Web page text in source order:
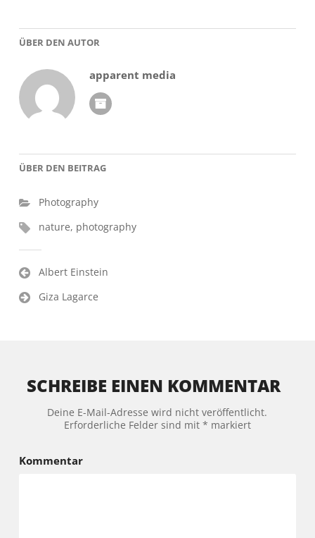
ÜBER DEN AUTOR
apparent media
ÜBER DEN BEITRAG
Photography
nature, photography
Beitragsnavigation
Albert Einstein
Giza Lagarce
SCHREIBE EINEN KOMMENTAR
Deine E-Mail-Adresse wird nicht veröffentlicht.
Erforderliche Felder sind mit * markiert
Kommentar